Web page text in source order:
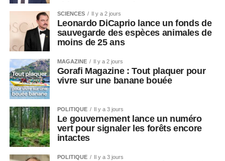
SCIENCES Il y a 2 jours
Leonardo DiCaprio lance un fonds de
sauvegarde des espèces animales de
moins de 25 ans
MAGAZINE Il y a 2 jours
Gorafi Magazine : Tout plaquer pour
vivre sur une banane bouée
POLITIQUE Il y a 3 jours
Le gouvernement lance un numéro
vert pour signaler les forêts encore
intactes
POLITIQUE Il y a 3 jours